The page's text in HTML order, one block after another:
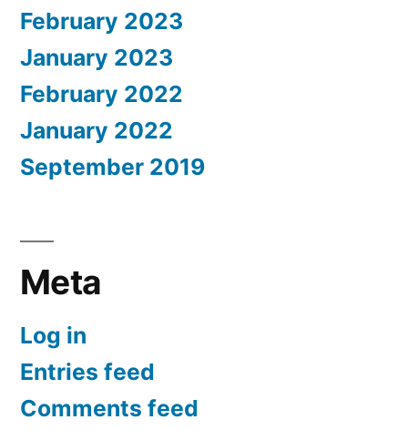
February 2023
January 2023
February 2022
January 2022
September 2019
Meta
Log in
Entries feed
Comments feed